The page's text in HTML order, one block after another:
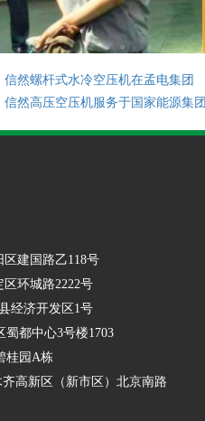
信然螺杆式水冷空压机在孟电集团
信然高压空压机服务于国家能源集团
建国路乙118号
环城路2222号
经济开发区1号
都中心3号楼1703
桂园A栋
高新区（新市区）北京南路